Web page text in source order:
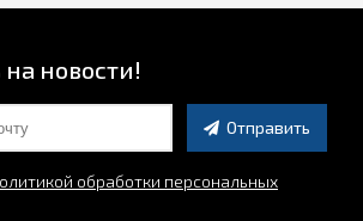
новости!
Отправить
обработки персональных